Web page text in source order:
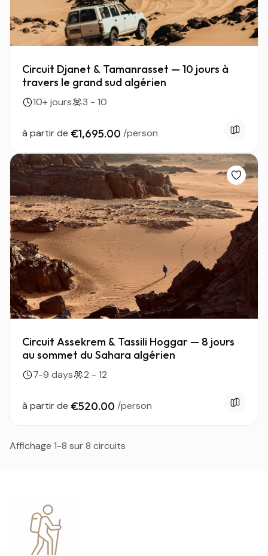
Circuit Djanet & Tamanrasset — 10 jours à
travers le grand sud algérien
10+ jours 3 - 10
à partir de €1,695.00 /person
Circuit Assekrem & Tassili Hoggar — 8 jours
au sommet du Sahara algérien
7-9 days 2 - 12
à partir de €520.00 /person
Affichage 1-8 sur 8 circuits